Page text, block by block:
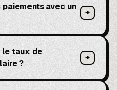
avec un
+
le taux de
?
+